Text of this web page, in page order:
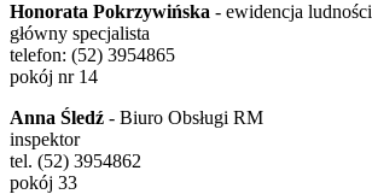
Honorata Pokrzywińska - ewidencja ludności
główny specjalista
telefon: (52) 3954865
pokój nr 14
Anna Śledź - Biuro Obsługi RM
inspektor
tel. (52) 3954862
pokój 33